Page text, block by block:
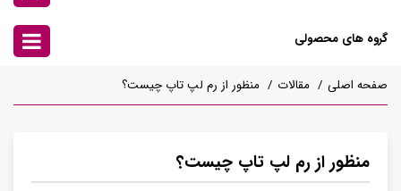
گروه های محصولی
صفحه اصلی مقالات منظور از رم لپ تاپ چیست؟
منظور از رم لپ تاپ چیست؟